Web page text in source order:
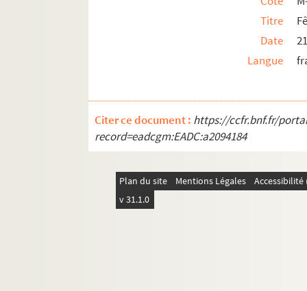
Titre
Date
Langue
Citer ce document : https://ccfr.bnf.fr/
record=eadcgm:EADC:a2094184
Plan du site Mentions Légales
v 31.1.0